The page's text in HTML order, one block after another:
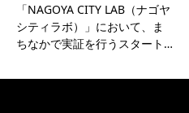
「NAGOYA CITY LAB（ナゴヤ
シティラボ）」において、ま
ちなかで実証を行うスタート…